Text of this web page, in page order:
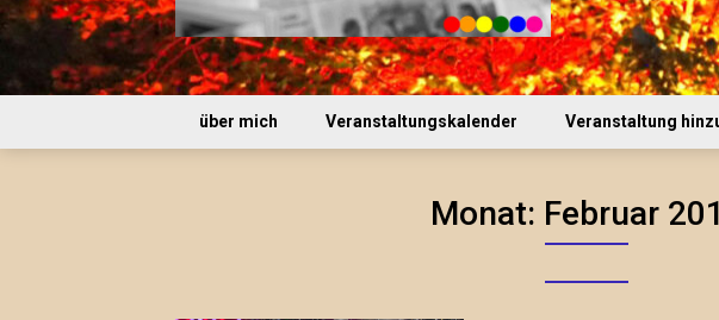
über mich Veranstaltungskalender Veranstaltung
Monat: Februar